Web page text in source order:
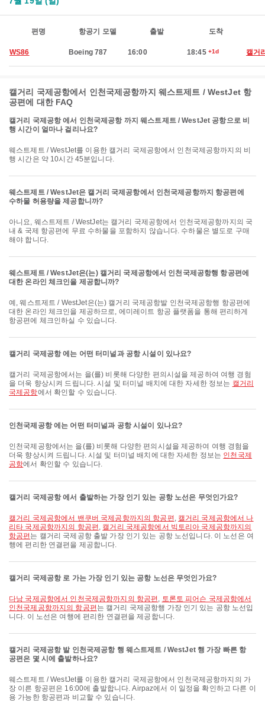
편명 항공기 모델 출발 도착
WS86 Boeing 787 16:00 18:45 +1d 캘거
캘거리 국제공항에서 인천국제공항까지 웨스트제트 / WestJet 항
공편에 대한 FAQ
캘거리 국제공항 에서 인천국제공항 까지 웨스트제트 / WestJet 공항으로 비
행 시간이 얼마나 걸리나요?
웨스트제트 / WestJet를 이용한 캘거리 국제공항에서 인천국제공항까지의 비
행 시간은 약 10시간 45분입니다.
웨스트제트 / WestJet은 캘거리 국제공항에서 인천국제공항까지 항공편에
수하물 허용량을 제공합니까?
아니요, 웨스트제트 / WestJet는 캘거리 국제공항에서 인천국제공항까지의 국
내 & 국제 항공편에 무료 수하물을 포함하지 않습니다. 수하물은 별도로 구매
해야 합니다.
웨스트제트 / WestJet은(는) 캘거리 국제공항에서 인천국제공항행 항공편에
대한 온라인 체크인을 제공합니까?
예, 웨스트제트 / WestJet은(는) 캘거리 국제공항발 인천국제공항행 항공편에
대한 온라인 체크인을 제공하므로, 에미레이트 항공 플랫폼을 통해 편리하게
항공편에 체크인하실 수 있습니다.
캘거리 국제공항 에는 어떤 터미널과 공항 시설이 있나요?
캘거리 국제공항에서는 을(를) 비롯해 다양한 편의시설을 제공하여 여행 경험
을 더욱 향상시켜 드립니다. 시설 및 터미널 배치에 대한 자세한 정보는 캘거리
국제공항에서 확인할 수 있습니다.
인천국제공항 에는 어떤 터미널과 공항 시설이 있나요?
인천국제공항에서는 을(를) 비롯해 다양한 편의시설을 제공하여 여행 경험을
더욱 향상시켜 드립니다. 시설 및 터미널 배치에 대한 자세한 정보는 인천국제
공항에서 확인할 수 있습니다.
캘거리 국제공항 에서 출발하는 가장 인기 있는 공항 노선은 무엇인가요?
캘거리 국제공항에서 밴쿠버 국제공항까지의 항공편 , 캘거리 국제공항에서 나
리타 국제공항까지의 항공편 , 캘거리 국제공항에서 빅토리아 국제공항까지의
항공편 는 캘거리 국제공항 출발 가장 인기 있는 공항 노선입니다. 이 노선은 여
행에 편리한 연결편을 제공합니다.
캘거리 국제공항 로 가는 가장 인기 있는 공항 노선은 무엇인가요?
다낭 국제공항에서 인천국제공항까지의 항공편 , 토론토 피어슨 국제공항에서
인천국제공항까지의 항공편 는 캘거리 국제공항행 가장 인기 있는 공항 노선입
니다. 이 노선은 여행에 편리한 연결편을 제공합니다.
캘거리 국제공항 발 인천국제공항 행 웨스트제트 / WestJet 행 가장 빠른 항
공편은 몇 시에 출발하나요?
웨스트제트 / WestJet를 이용한 캘거리 국제공항에서 인천국제공항까지의 가
장 이른 항공편은 16:00에 출발합니다. Airpaz에서 이 일정을 확인하고 다른 이
용 가능한 항공편과 비교할 수 있습니다.